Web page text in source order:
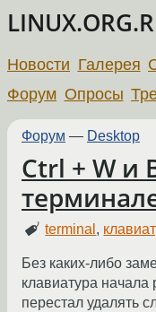
Новости Галерея
Форум Опросы
Форум — Desktop
Ctrl + W и
terminal ,
Без каких-либо
клавиатура начала
перестал удалять